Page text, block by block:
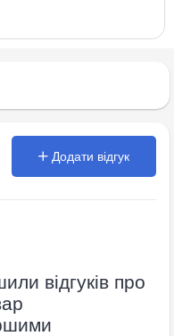
Додати відгук
відгуків про